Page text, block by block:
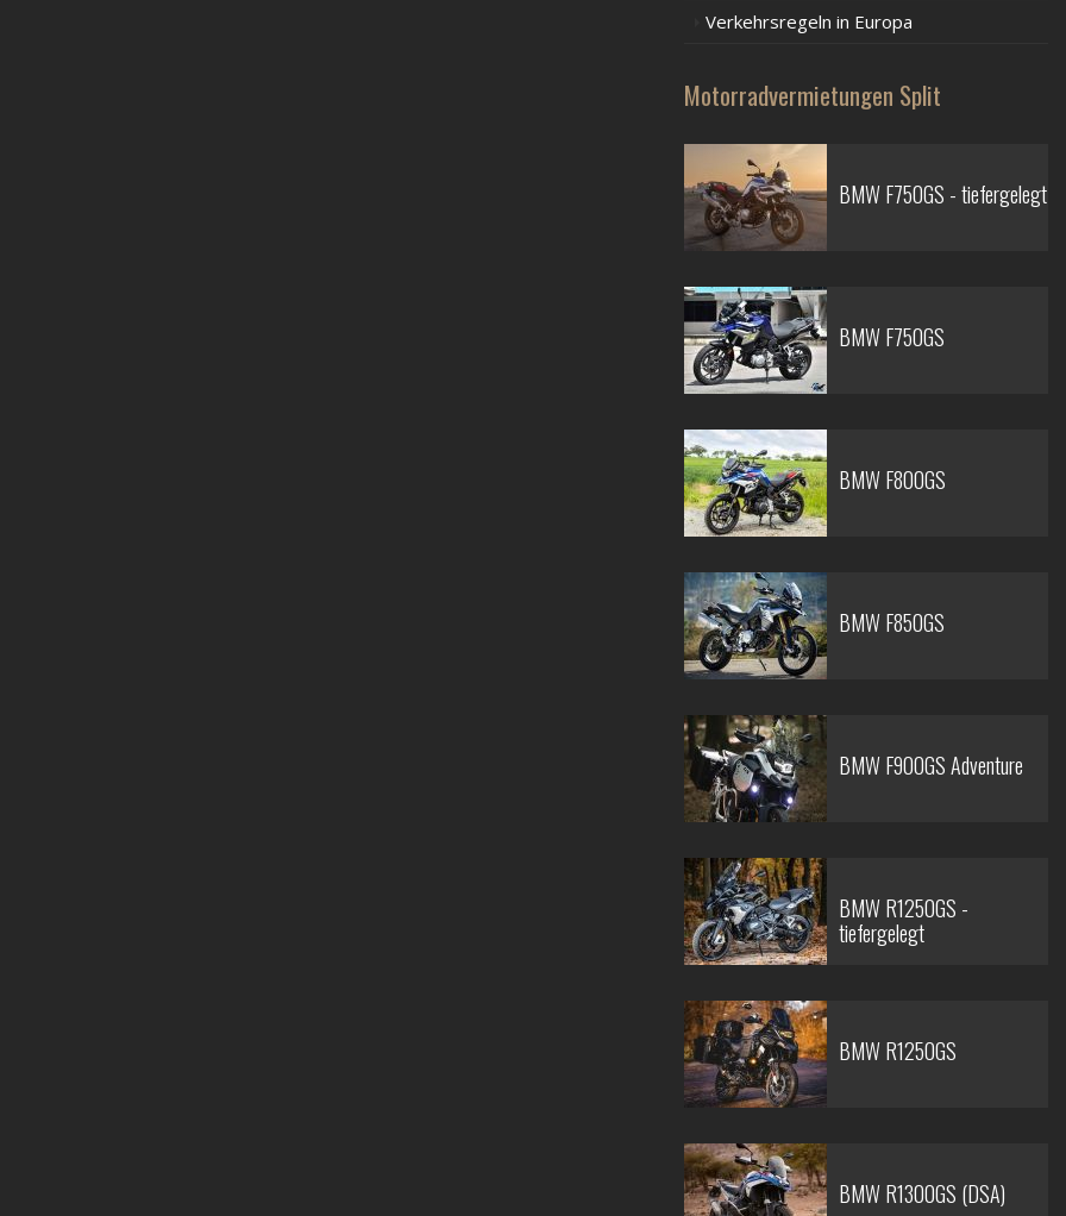
Verkehrsregeln in Europa
Motorradvermietungen Split
BMW F750GS - tiefergelegt
BMW F750GS
BMW F800GS
BMW F850GS
BMW F900GS Adventure
BMW R1250GS -
tiefergelegt
BMW R1250GS
BMW R1300GS (DSA)